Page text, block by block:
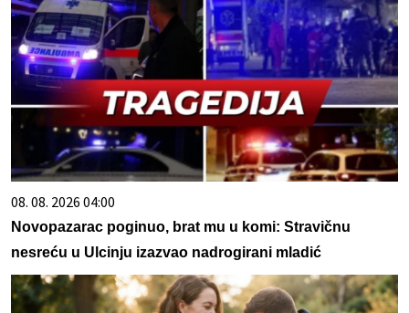
08. 08. 2026 04:00
Novopazarac poginuo, brat mu u komi: Stravičnu
nesreću u Ulcinju izazvao nadrogirani mladić